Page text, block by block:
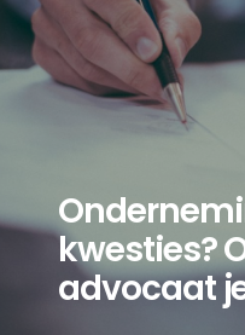
kwesties?
advocaat